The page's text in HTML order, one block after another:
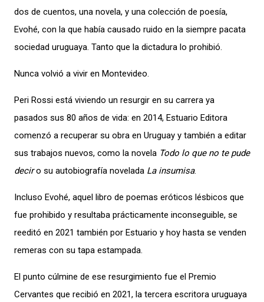
dos de cuentos, una novela, y una colección de poesía,
Evohé, con la que había causado ruido en la siempre pacata
sociedad uruguaya. Tanto que la dictadura lo prohibió.
Nunca volvió a vivir en Montevideo.
Peri Rossi está viviendo un resurgir en su carrera ya
pasados sus 80 años de vida: en 2014, Estuario Editora
comenzó a recuperar su obra en Uruguay y también a editar
sus trabajos nuevos, como la novela Todo lo que no te pude
deciro su autobiografía novelada La insumisa.
Incluso Evohé, aquel libro de poemas eróticos lésbicos que
fue prohibido y resultaba prácticamente inconseguible, se
reeditó en 2021 también por Estuario y hoy hasta se venden
remeras con su tapa estampada.
El punto cúlmine de ese resurgimiento fue el Premio
Cervantes que recibió en 2021, la tercera escritora uruguaya